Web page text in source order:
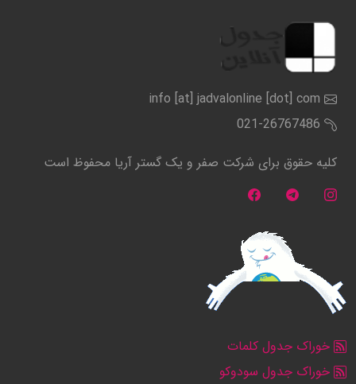
info [at] jadvalonline [dot] com
021-26767486
کلیه حقوق برای شرکت صفر و یک گستر آریا محفوظ است
خوراک جدول کلمات
خوراک جدول سودوکو